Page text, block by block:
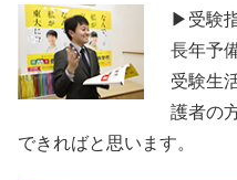
▶受験
長年予
受験生
護者の
できればと思います。